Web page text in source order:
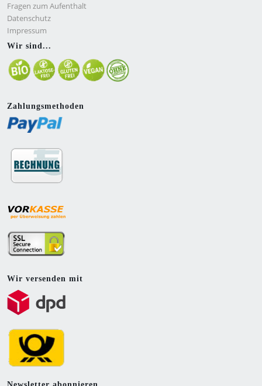
Fragen zum Aufenthalt
Datenschutz
Impressum
Wir sind...
Zahlungsmethoden
Wir versenden mit